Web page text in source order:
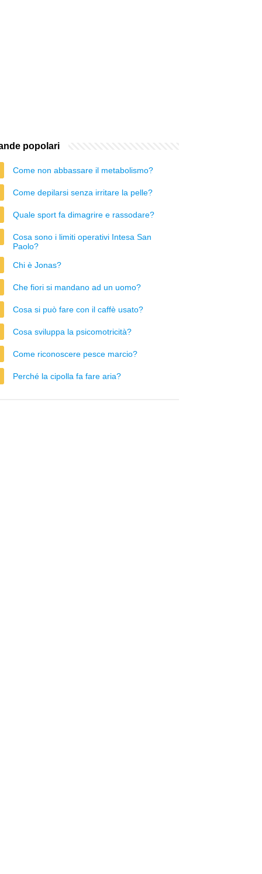
popolari
Come non abbassare il metabolismo?
Come depilarsi senza irritare la pelle?
Quale sport fa dimagrire e rassodare?
Cosa sono i limiti operativi Intesa San
Paolo?
Chi è Jonas?
Che fiori si mandano ad un uomo?
Cosa si può fare con il caffè usato?
Cosa sviluppa la psicomotricità?
Come riconoscere pesce marcio?
Perché la cipolla fa fare aria?